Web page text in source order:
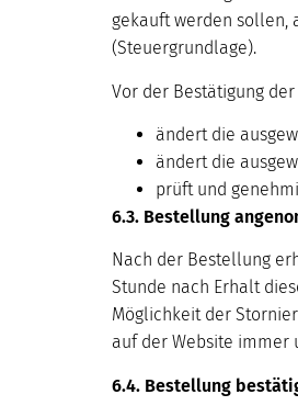
gekauft werden sollen,
(Steuergrundlage).
Vor der Bestätigung
ändert die
ändert die
prüft und
6.3. Bestellung
Nach der Bestellung
Stunde nach Erhalt
Möglichkeit der
auf der Website immer
6.4. Bestellung